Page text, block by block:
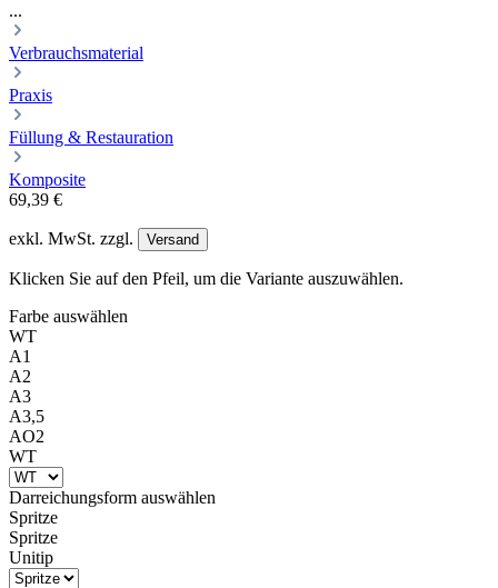
...
Verbrauchsmaterial
Praxis
Füllung & Restauration
Komposite
69,39 €
exkl. MwSt. zzgl. Versand
Klicken Sie auf den Pfeil, um die Variante auszuwählen.
Farbe auswählen
WT
A1
A2
A3
A3,5
AO2
WT
Darreichungsform auswählen
Spritze
Spritze
Unitip